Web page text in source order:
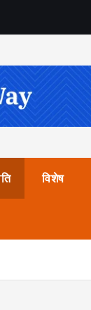
विशेष